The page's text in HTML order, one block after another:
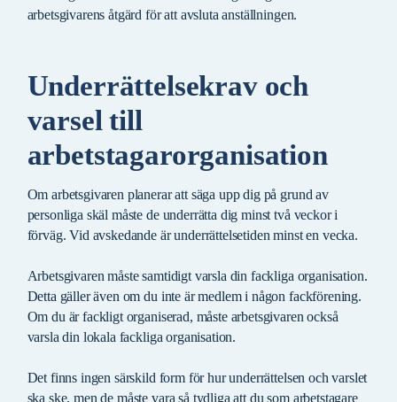
arbetsgivarens åtgärd för att avsluta anställningen.
Underrättelsekrav och
varsel till
arbetstagarorganisation
Om arbetsgivaren planerar att säga upp dig på grund av
personliga skäl måste de underrätta dig minst två veckor i
förväg. Vid avskedande är underrättelsetiden minst en vecka.
Arbetsgivaren måste samtidigt varsla din fackliga organisation.
Detta gäller även om du inte är medlem i någon fackförening.
Om du är fackligt organiserad, måste arbetsgivaren också
varsla din lokala fackliga organisation.
Det finns ingen särskild form för hur underrättelsen och varslet
ska ske, men de måste vara så tydliga att du som arbetstagare